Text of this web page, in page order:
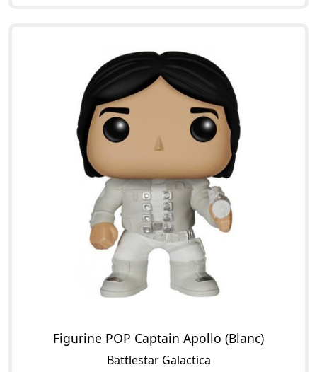
Figurine POP Captain Apollo (Blanc)
Battlestar Galactica